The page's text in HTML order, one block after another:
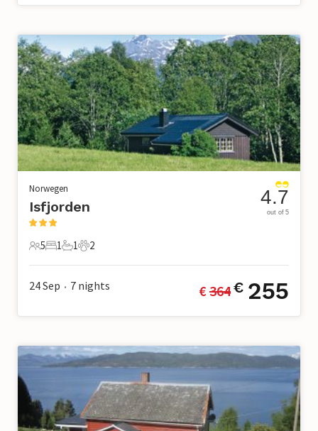
Norwegen
Isfjorden
5 Gäste
5
1 Schlafzimmer
1
1 Badezimmer
1
2 Haustiere
2
4.7
out of 5
24 Sep • 7 nights € 364€ 255